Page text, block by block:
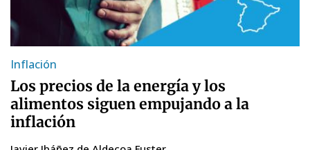
Inflación
Los precios de la energía y los
alimentos siguen empujando a la
inflación